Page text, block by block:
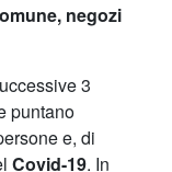
negozi
3
puntano
e, di
Covid-19. In